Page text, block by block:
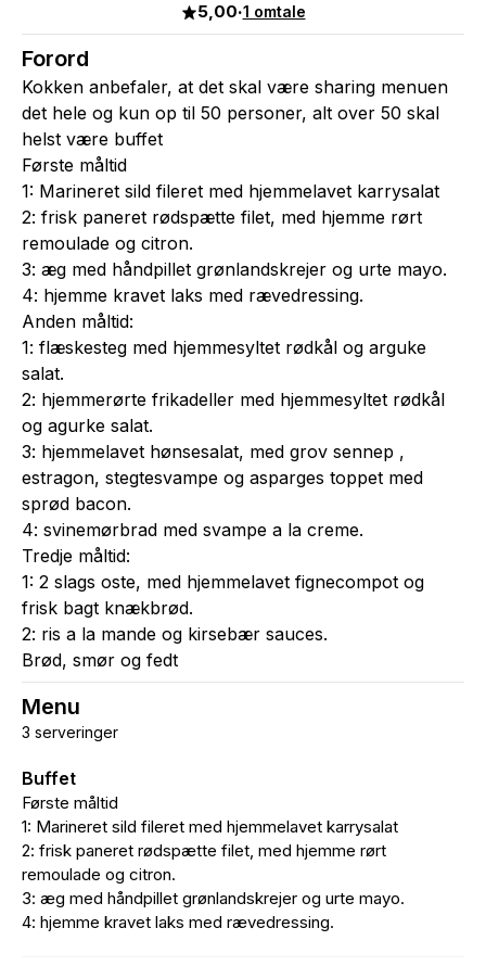
5,00·1 omtale
Forord
Kokken anbefaler, at det skal være sharing menuen
det hele og kun op til 50 personer, alt over 50 skal
helst være buffet
Første måltid
1: Marineret sild fileret med hjemmelavet karrysalat
2: frisk paneret rødspætte filet, med hjemme rørt
remoulade og citron.
3: æg med håndpillet grønlandskrejer og urte mayo.
4: hjemme kravet laks med rævedressing.
Anden måltid:
1: flæskesteg med hjemmesyltet rødkål og arguke
salat.
2: hjemmerørte frikadeller med hjemmesyltet rødkål
og agurke salat.
3: hjemmelavet hønsesalat, med grov sennep ,
estragon, stegtesvampe og asparges toppet med
sprød bacon.
4: svinemørbrad med svampe a la creme.
Tredje måltid:
1: 2 slags oste, med hjemmelavet fignecompot og
frisk bagt knækbrød.
2: ris a la mande og kirsebær sauces.
Brød, smør og fedt
Menu
3 serveringer
Buffet
Første måltid
1: Marineret sild fileret med hjemmelavet karrysalat
2: frisk paneret rødspætte filet, med hjemme rørt
remoulade og citron.
3: æg med håndpillet grønlandskrejer og urte mayo.
4: hjemme kravet laks med rævedressing.